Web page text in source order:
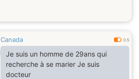
Canada 0.5
Je suis un homme de 29ans qui
recherche à se marier Je suis
docteur